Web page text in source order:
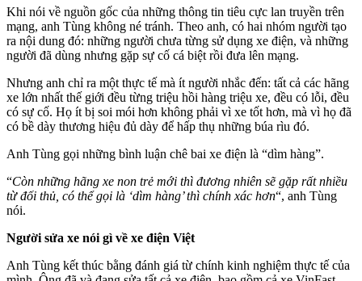
Khi nói về nguồn gốc của những thông tin tiêu cực lan truyền trên
mạng, anh Tùng không né tránh. Theo anh, có hai nhóm người tạo
ra nội dung đó: những người chưa từng sử dụng xe điện, và những
người đã dùng nhưng gặp sự cố cá biệt rồi đưa lên mạng.
Nhưng anh chỉ ra một thực tế mà ít người nhắc đến: tất cả các hãng
xe lớn nhất thế giới đều từng triệu hồi hàng triệu xe, đều có lỗi, đều
có sự cố. Họ ít bị soi mói hơn không phải vì xe tốt hơn, mà vì họ đã
có bề dày thương hiệu đủ dày để hấp thụ những búa rìu đó.
Anh Tùng gọi những bình luận chê bai xe điện là “dìm hàng”.
“Còn những hãng xe non trẻ mới thì đương nhiên sẽ gặp rất nhiều
từ đối thủ, có thể gọi là ‘dìm hàng’ thì chính xác hơn“, anh Tùng
nói.
Người sửa xe nói gì về xe điện Việt
Anh Tùng kết thúc bằng đánh giá từ chính kinh nghiệm thực tế của